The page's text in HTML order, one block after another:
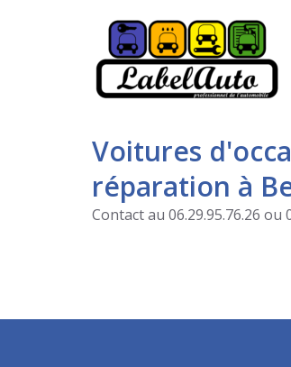
Voitures
réparation à
Contact au 06.29.95.76.26